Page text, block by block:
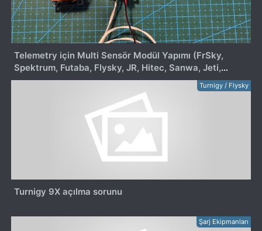
Telemetry için Multi Sensör Modül Yapımı (FrSky,
Spektrum, Futaba, Flysky, JR, Hitec, Sanwa, Jeti,
Multiplex...)
Turnigy / Flysky
Turnigy 9X açılma sorunu
Şarj Ekipmanları